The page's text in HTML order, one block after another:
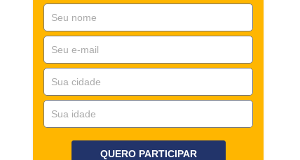
QUERO PARTICIPAR